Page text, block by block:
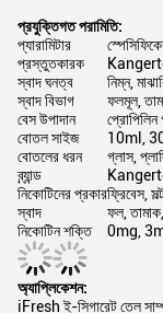
প্রযুক্তিগত পরামিতি:
প্যারামিটার
প্রস্তুতকারক
স্বাদ ঘনত্ব
নিম্ন,
স্বাদ বিভাগ
ফলমূল,
বেস উপাদান
প্রোপিলিন
বোতল সাইজ
10ml,
বোতলের ধরন
গ্লাস,
ব্র্যান্ড
নিকোটিনের প্রকারফ্রিবেস,
স্বাদ
ফল,
নিকোটিন শক্তি
0mg,
অ্যাপ্লিকেশন:
iFresh ই-সিগারেট তেল
বাষ্পীভূত তরল যা বিভিন্ন
এবং অন্যান্য মৌলিক